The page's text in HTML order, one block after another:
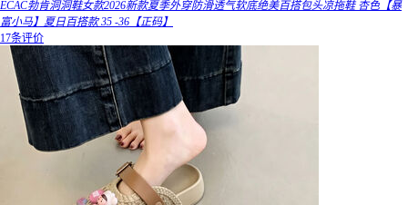
ECAC勃肯洞洞鞋女款2026新款夏季外穿防滑透气软底绝美百搭包头凉拖鞋 杏色【暴
富小马】夏日百搭款 35 -36【正码】
17条评价